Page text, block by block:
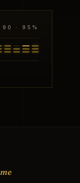
· 95%